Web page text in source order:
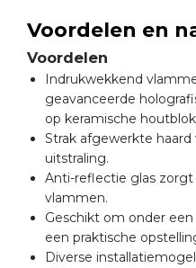
Voordelen en
Voordelen
Indrukwekkend
geavanceerde
op keramische
Strak afgewerkte
uitstraling.
Anti-reflectie glas
vlammen.
Geschikt om onder
een praktische
Diverse